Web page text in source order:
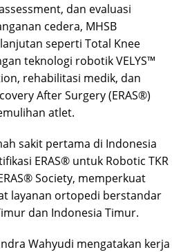
dan evaluasi
cedera, MHSB
seperti Total Knee
teknologi robotik VELYS™
rehabilitasi medik, dan
After Surgery (ERAS®)
atlet.
sakit pertama di Indonesia
ERAS® untuk Robotic TKR
Society, memperkuat
layanan ortopedi berstandar
dan Indonesia Timur.
Wahyudi mengatakan kerja